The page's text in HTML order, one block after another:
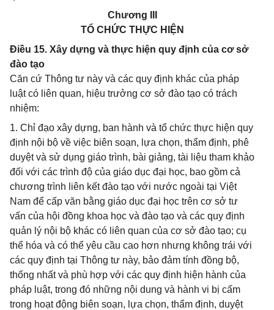
Chương III
TỔ CHỨC THỰC HIỆN
Điều 15. Xây dựng và thực hiện quy định của cơ sở
đào tạo
Căn cứ Thông tư này và các quy định khác của pháp
luật có liên quan, hiệu trưởng cơ sở đào tạo có trách
nhiệm:
1. Chỉ đạo xây dựng, ban hành và tổ chức thực hiện quy
định nội bộ về việc biên soạn, lựa chọn, thẩm định, phê
duyệt và sử dụng giáo trình, bài giảng, tài liệu tham khảo
đối với các trình độ của giáo dục đại học, bao gồm cả
chương trình liên kết đào tạo với nước ngoài tại Việt
Nam để cấp văn bằng giáo dục đại học trên cơ sở tư
vấn của hội đồng khoa học và đào tạo và các quy định
quản lý nội bộ khác có liên quan của cơ sở đào tạo; cụ
thể hóa và có thể yêu cầu cao hơn nhưng không trái với
các quy định tại Thông tư này, bảo đảm tính đồng bộ,
thống nhất và phù hợp với các quy định hiện hành của
pháp luật, trong đó những nội dung và hành vi bị cấm
trong hoạt động biên soạn, lựa chọn, thẩm định, duyệt